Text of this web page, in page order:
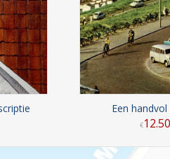
Een
€12.50